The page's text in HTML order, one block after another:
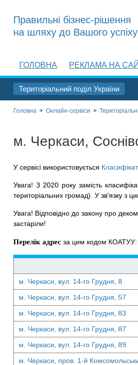
Правильні бізнес-рішення
на шляху до Вашого успіху
ГОЛОВНА РЕКЛАМА НА
Територіальний поділ України
Головна > Онлайн-сервіси >
м. Черкаси,
У сервісі використовується
Увага! З 2020 року замість
територіальних громад). У зв'язку з
Увага! Відповідно до закону про
застаріли!
Перелік адрес за цим кодом КОАТУУ:
м. Черкаси, вул. 14-го Грудня, 8
м. Черкаси, вул. 14-го Грудня, 57
м. Черкаси, вул. 14-го Грудня, 83
м. Черкаси, вул. 14-го Грудня, 87
м. Черкаси, вул. 14-го Грудня, 89
м. Черкаси, пров. 1-й